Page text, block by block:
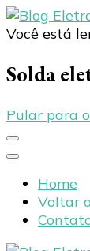
Você está
Solda
Pular para
Home
Voltar